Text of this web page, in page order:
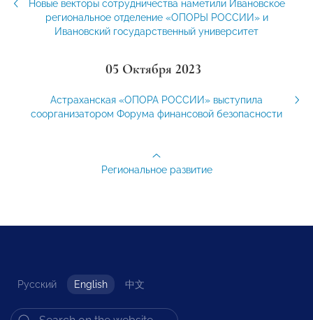
Новые векторы сотрудничества наметили Ивановское
региональное отделение «ОПОРЫ РОССИИ» и
Ивановский государственный университет
05 Октября 2023
Астраханская «ОПОРА РОССИИ» выступила
соорганизатором Форума финансовой безопасности
Региональное развитие
Русский English 中文